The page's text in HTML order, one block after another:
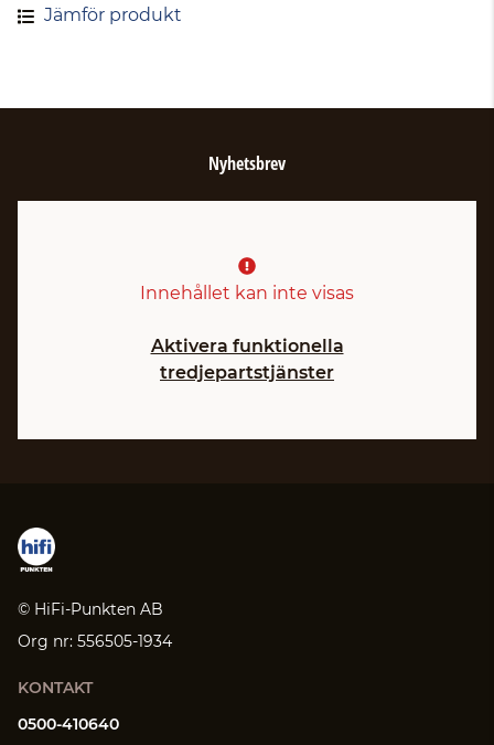
Jämför produkt
Nyhetsbrev
Innehållet kan inte visas
Aktivera funktionella
tredjepartstjänster
© HiFi-Punkten AB
Org nr: 556505-1934
KONTAKT
0500-410640